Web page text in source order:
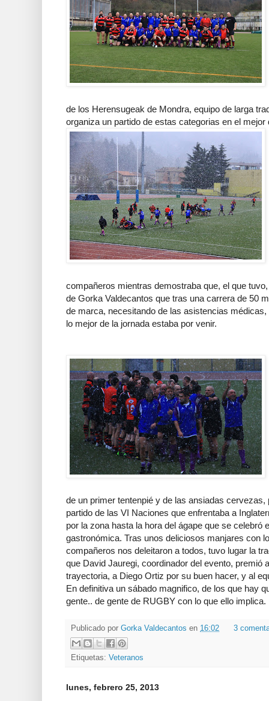
de los Herensugeak de Mondra, equipo de larga
organiza un partido de estas categorias en el mejor
compañeros mientras demostraba que, el que
de Gorka Valdecantos que tras una carrera de 50
de marca, necesitando de las asistencias
lo mejor de la jornada estaba por venir.
de un primer tentenpié y de las ansiadas
partido de las VI Naciones que enfrentaba a
por la zona hasta la hora del ágape que se celebró
gastronómica. Tras unos deliciosos manjares con
compañeros nos deleitaron a todos, tuvo lugar la
que David Jauregi, coordinador del evento, premió
trayectoria, a Diego Ortiz por su buen hacer, y al
En definitiva un sábado magnifico, de los que hay
gente.. de gente de RUGBY con lo que ello implica.
Publicado por Gorka Valdecantos en 16:02 3
Etiquetas: Veteranos
lunes, febrero 25, 2013